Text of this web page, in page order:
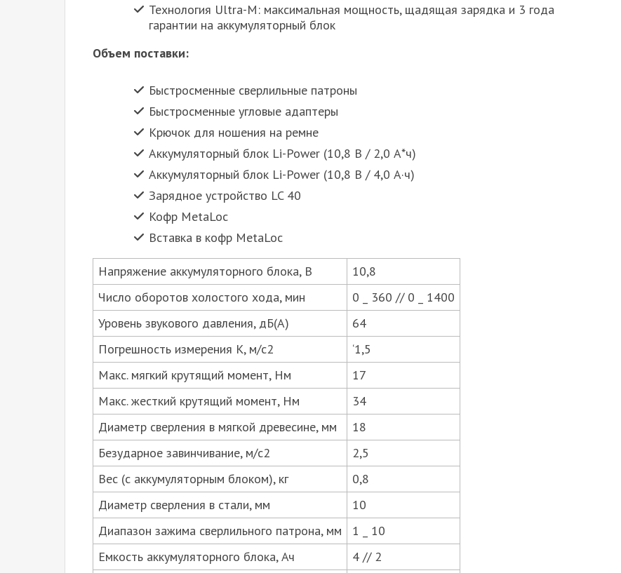
Технология Ultra-M: максимальная мощность, щадящая зарядка и 3 года
гарантии на аккумуляторный блок
Объем поставки:
Быстросменные сверлильные патроны
Быстросменные угловые адаптеры
Крючок для ношения на ремне
Аккумуляторный блок Li-Power (10,8 В / 2,0 А*ч)
Аккумуляторный блок Li-Power (10,8 В / 4,0 А·ч)
Зарядное устройство LC 40
Кофр MetaLoc
Вставка в кофр MetaLoc
Напряжение аккумуляторного блока, В
10,8
Число оборотов холостого хода, мин
0 _ 360 // 0 _ 1400
Уровень звукового давления, дБ(А)
64
Погрешность измерения K, м/с2
‘1,5
Макс. мягкий крутящий момент, Нм
17
Макс. жесткий крутящий момент, Нм
34
Диаметр сверления в мягкой древесине, мм
18
Безударное завинчивание, м/с2
2,5
Вес (с аккумуляторным блоком), кг
0,8
Диаметр сверления в стали, мм
10
Диапазон зажима сверлильного патрона, мм
1 _ 10
Емкость аккумуляторного блока, Ач
4 // 2